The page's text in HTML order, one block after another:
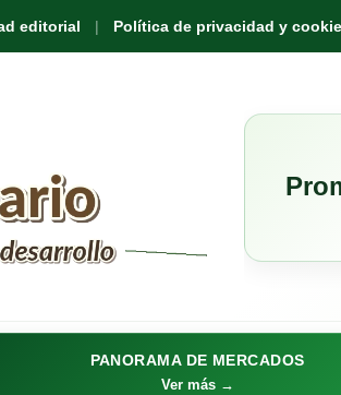
editorial Política de privacidad y
PANORAMA DE MERCADOS
Ver más →